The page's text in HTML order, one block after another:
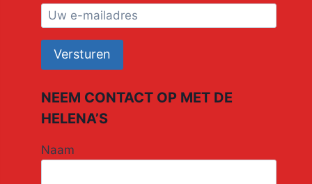
NEEM CONTACT OP MET DE
HELENA’S
Naam